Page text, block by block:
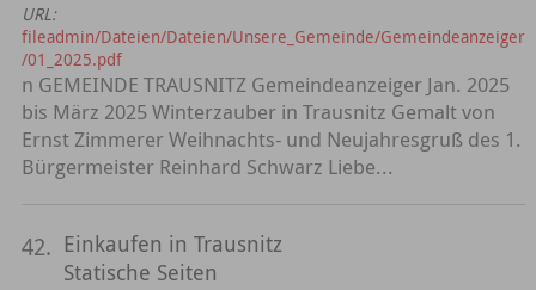
URL:
fileadmin/Dateien/Dateien/Unsere_Gemeinde/Gemeindeanzeiger
/01_2025.pdf
n GEMEINDE TRAUSNITZ Gemeindeanzeiger Jan. 2025
bis März 2025 Winterzauber in Trausnitz Gemalt von
Ernst Zimmerer Weihnachts- und Neujahresgruß des 1.
Bürgermeister Reinhard Schwarz Liebe...
42. Einkaufen in Trausnitz
Statische Seiten